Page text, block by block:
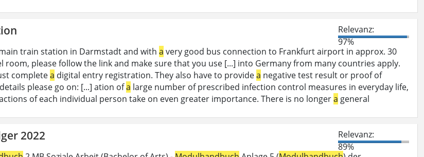
Relevanz:
97%
train station in Darmstadt and with a very good bus connection to Frankfurt airport in approx. 30
room, please follow the link and make sure that you use [...] into Germany from many countries apply.
completea digital entry registration. They also have to providea negative test result or proof of
please go on: [...] ation ofa large number of prescribed infection control measures in everyday life,
of each individual person take on even greater importance. There is no longera general
2022
Relevanz:
89%